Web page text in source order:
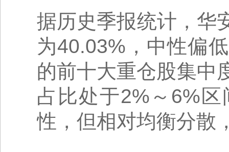
据历史季报统计，华
为40.03%，中性偏
的前十大重仓股集中
占比处于2%～6%
性，但相对均衡分散